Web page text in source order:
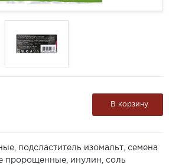
В корзину
подсластитель изомальт, семена
пророщенные, инулин, соль